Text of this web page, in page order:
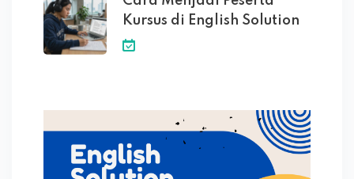
Kursus di English Solution